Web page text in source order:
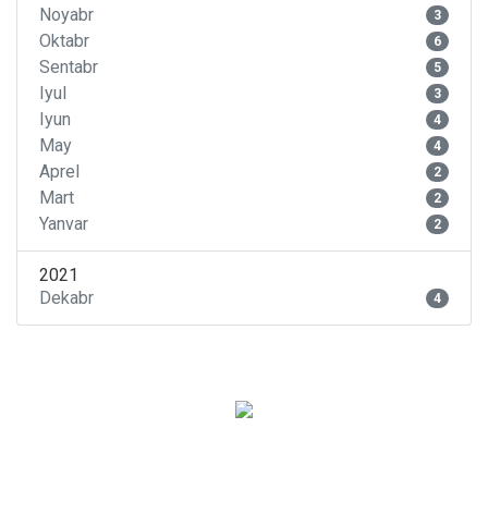
Noyabr 3
Oktabr 6
Sentabr 5
Iyul 3
Iyun 4
May 4
Aprel 2
Mart 2
Yanvar 2
2021
Dekabr
4